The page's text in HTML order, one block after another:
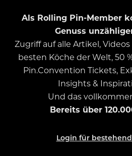
Als Rolling Pin-Member
Genuss
Zugriff auf alle Artikel,
besten Köche der Welt, 50
Pin.Convention Tickets,
Insights &
Und das
Bereits über
Login für